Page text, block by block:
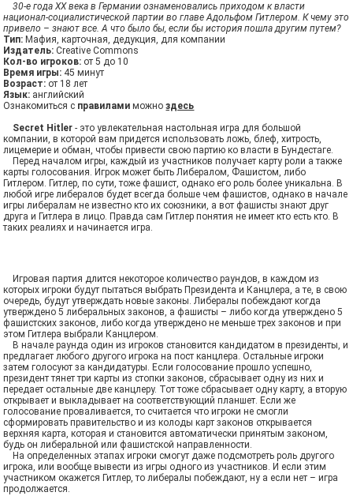
30-е года ХХ века в Германии ознаменовались приходом к власти
национал-социалистической партии во главе Адольфом Гитлером. К чему это
привело – знают все. А что было бы, если бы история пошла другим путем?
Тип: Мафия, карточная, дедукция, для компании
Издатель: Creative Commons
Кол-во игроков: от 5 до 10
Время игры: 45 минут
Возраст: от 18 лет
Язык: английский
Ознакомиться с правилами можноздесь
Secret Hitler - это увлекательная настольная игра для большой
компании, в которой вам придется использовать ложь, блеф, хитрость,
лицемерие и обман, чтобы привести свою партию ко власти в Бундестаге.
Перед началом игры, каждый из участников получает карту роли а также
карты голосования. Игрок может быть Либералом, Фашистом, либо
Гитлером. Гитлер, по сути, тоже фашист, однако его роль более уникальна. В
любой игре либералов будет всегда больше чем фашистов, однако в начале
игры либералам не известно кто их союзники, а вот фашисты знают друг
друга и Гитлера в лицо. Правда сам Гитлер понятия не имеет кто есть кто. В
таких реалиях и начинается игра.
Игровая партия длится некоторое количество раундов, в каждом из
которых игроки будут пытаться выбрать Президента и Канцлера, а те, в свою
очередь, будут утверждать новые законы. Либералы побеждают когда
утверждено 5 либеральных законов, а фашисты – либо когда утверждено 5
фашистских законов, либо когда утверждено не меньше трех законов и при
этом Гитлера выбрали Канцлером.
В начале раунда один из игроков становится кандидатом в президенты, и
предлагает любого другого игрока на пост канцлера. Остальные игроки
затем голосуют за кандидатуры. Если голосование прошло успешно,
президент тянет три карты из стопки законов, сбрасывает одну из них и
передает остальные две канцлеру. Тот тоже сбрасывает одну карту, а вторую
открывает и выкладывает на соответствующий планшет. Если же
голосование проваливается, то считается что игроки не смогли
сформировать правительство и из колоды карт законов открывается
верхняя карта, которая и становится автоматически принятым законом,
будь он либеральной или фашистской направленности.
На определенных этапах игроки смогут даже подсмотреть роль другого
игрока, или вообще вывести из игры одного из участников. И если этим
участником окажется Гитлер, то либералы побеждают, ну а если нет – игра
продолжается.